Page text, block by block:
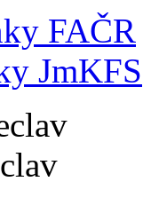
FAČR
JmKFS